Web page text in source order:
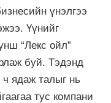
үнэлгээ
Үүнийг
“Лекс ойл”
буй. Тэдэнд
ядаж талыг нь
тус компани